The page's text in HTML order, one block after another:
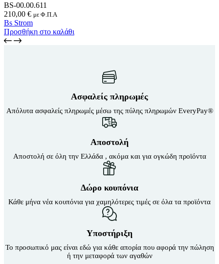
BS-00.00.611
210,00 € με Φ.Π.Α
Bs Strom
Προσθήκη στο καλάθι
Ασφαλείς πληρωμές
Απόλυτα ασφαλείς πληρωμές μέσω της πύλης πληρωμών EveryPay®
Αποστολή
Αποστολή σε όλη την Ελλάδα , ακόμα και για ογκώδη προϊόντα
Δώρο κουπόνια
Κάθε μήνα νέα κουπόνια για χαμηλότερες τιμές σε όλα τα προϊόντα
Υποστήριξη
Το προσωπικό μας είναι εδώ για κάθε απορία που αφορά την πώληση
ή την μεταφορά των αγαθών